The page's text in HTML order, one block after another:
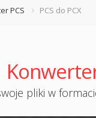
PCS PCS do PCX
pliki w